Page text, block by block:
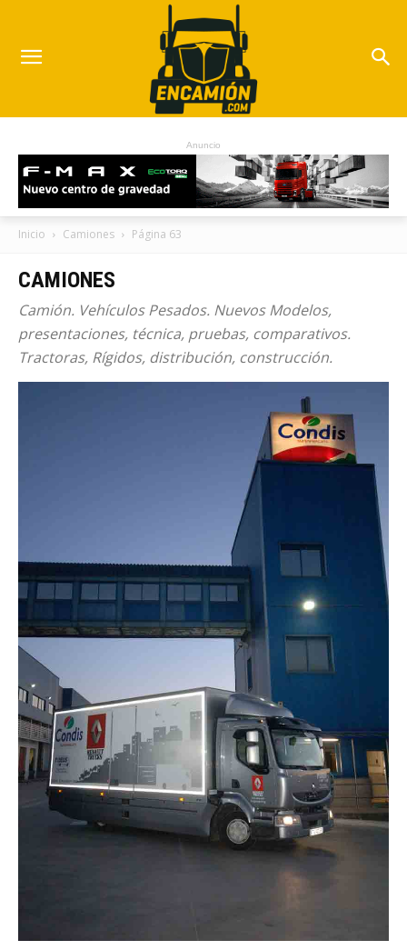
Anuncio
Inicio Camiones Página 63
CAMIONES
Camión. Vehículos Pesados. Nuevos Modelos,
presentaciones, técnica, pruebas, comparativos.
Tractoras, Rígidos, distribución, construcción.